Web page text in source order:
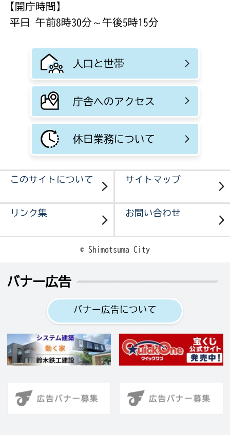
【開庁時間】
平日 午前8時30分～午後5時15分
人口と世帯
庁舎へのアクセス
休日業務について
このサイトについて サイトマップ
リンク集 お問い合わせ
© Shimotsuma City
バナー広告
バナー広告について